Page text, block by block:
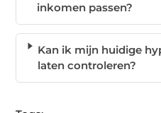
inkomen passen?
Kan ik mijn huidige
laten controleren?